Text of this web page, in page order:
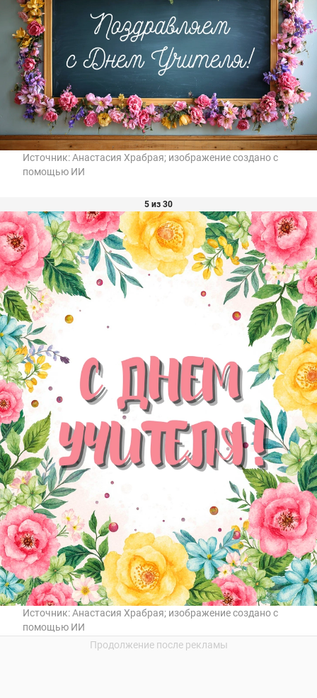
Источник:Анастасия Храбрая; изображение создано с
помощью ИИ
5 из 30
Источник:Анастасия Храбрая; изображение создано с
помощью ИИ